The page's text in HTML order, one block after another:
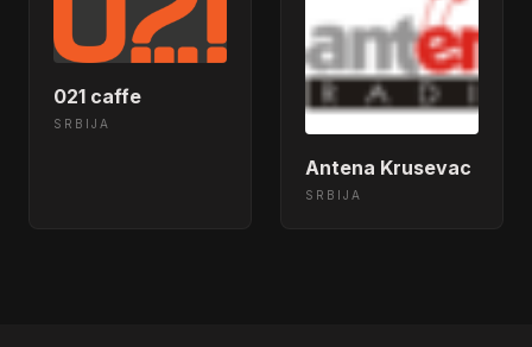
021 caffe
SRBIJA
Antena Krusevac
SRBIJA